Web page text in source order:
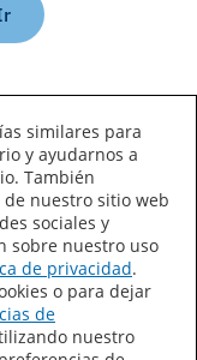
del sitio
similares para
y ayudarnos a
También
nuestro sitio web
sociales y
sobre nuestro uso
de privacidad.
o para dejar
de
nuestro